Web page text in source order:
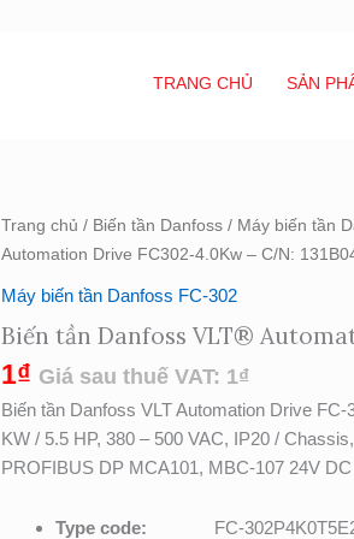
TRANG CHỦ SẢN
Trang chủ / Biến tần Danfoss / Máy biến tần
Automation Drive FC302-4.0Kw – C/N:
Máy biến tần Danfoss FC-302
Biến tần Danfoss VLT®
1₫ Giá sau thuế VAT: 1₫
Biến tần Danfoss VLT Automation Drive
KW / 5.5 HP, 380 – 500 VAC, IP20 /
PROFIBUS DP MCA101, MBC-107 24V
Type code: FC-
Biến
tần
VLT®
Automation
Drive
FC302-